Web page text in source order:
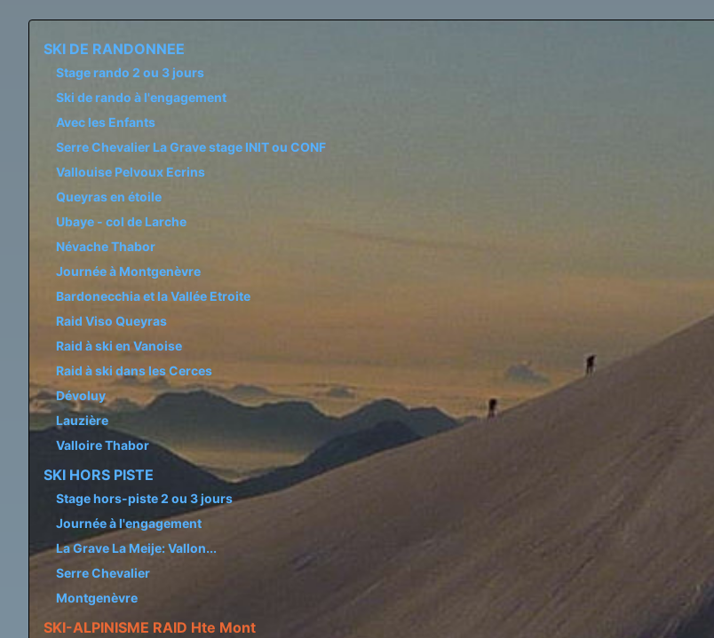
SKI DE RANDONNEE
Stage rando 2 ou 3 jours
Ski de rando à l'engagement
Avec les Enfants
Serre Chevalier La Grave stage INIT ou CONF
Vallouise Pelvoux Ecrins
Queyras en étoile
Ubaye - col de Larche
Névache Thabor
Journée à Montgenèvre
Bardonecchia et la Vallée Etroite
Raid Viso Queyras
Raid à ski en Vanoise
Raid à ski dans les Cerces
Dévoluy
Lauzière
Valloire Thabor
SKI HORS PISTE
Stage hors-piste 2 ou 3 jours
Journée à l'engagement
La Grave La Meije: Vallon...
Serre Chevalier
Montgenèvre
SKI-ALPINISME RAID Hte Mont